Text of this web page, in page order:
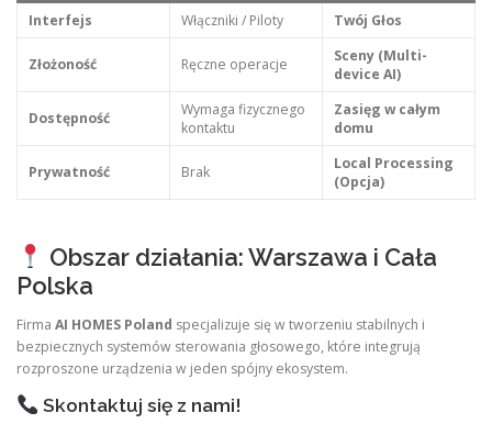
Interfejs
Włączniki / Piloty Twój Głos
Złożoność Ręczne operacje
Sceny (Multi-
device AI)
Dostępność
Wymaga fizycznego
kontaktu
Zasięg w całym
domu
Prywatność Brak
Local Processing
(Opcja)
Obszar działania: Warszawa i Cała
Polska
Firma AI HOMES Poland specjalizuje się w tworzeniu stabilnych i
bezpiecznych systemów sterowania głosowego, które integrują
rozproszone urządzenia w jeden spójny ekosystem.
Skontaktuj się z nami!